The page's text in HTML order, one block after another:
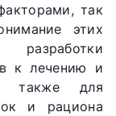
так
этих
к лечению и
а также для
и рациона